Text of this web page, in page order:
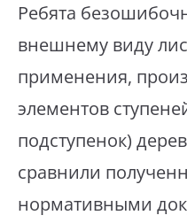
Ребята
внешнему виду
применения,
элементов
подступенок)
сравнили
нормативными